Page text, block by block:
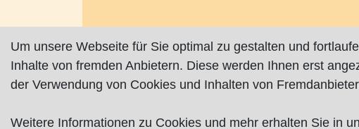
Impressum
Um unsere Webseite für Sie optimal zu gestalten und
Inhalte von fremden Anbietern. Diese werden Ihnen erst
der Verwendung von Cookies und Inhalten von
Weitere Informationen zu Cookies und mehr erhalten Sie in